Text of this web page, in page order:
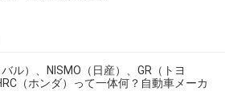
ル）、NISMO（日産）、GR（トヨ
（ホンダ）って一体何？自動車メーカ